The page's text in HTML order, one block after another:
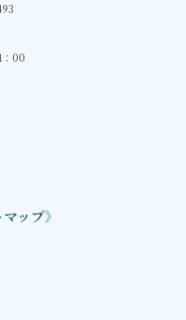
：00
ップ》